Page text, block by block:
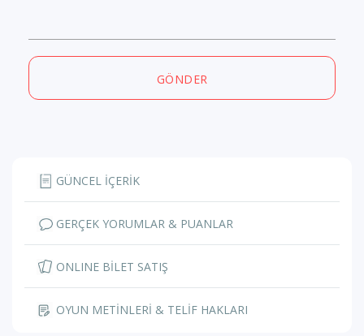
GÖNDER
GÜNCEL İÇERİK
GERÇEK YORUMLAR & PUANLAR
ONLINE BİLET SATIŞ
OYUN METİNLERİ & TELİF HAKLARI